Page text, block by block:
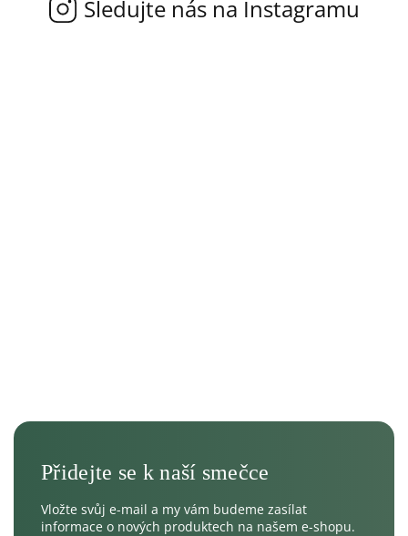
Vložte svůj e-mail a my vám budeme zasílat
informace o nových produktech na našem e-shopu.